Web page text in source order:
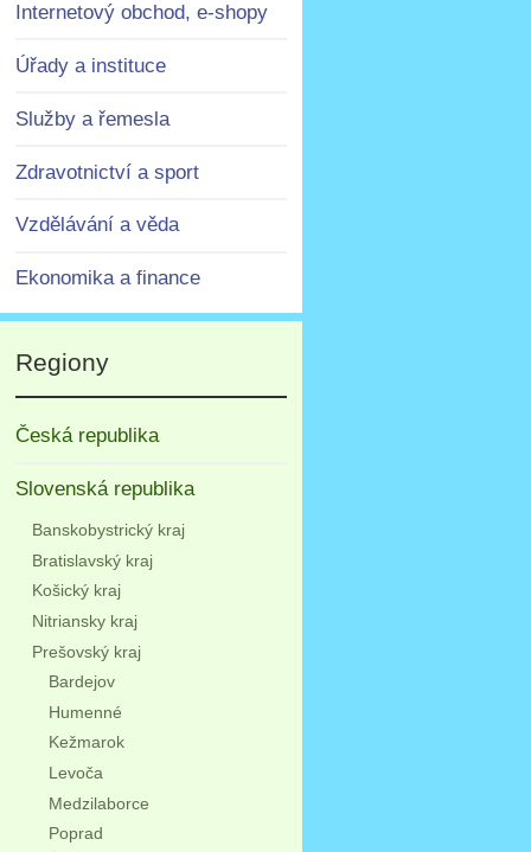
Internetový obchod, e-shopy
Úřady a instituce
Služby a řemesla
Zdravotnictví a sport
Vzdělávání a věda
Ekonomika a finance
Regiony
Česká republika
Slovenská republika
Banskobystrický kraj
Bratislavský kraj
Košický kraj
Nitriansky kraj
Prešovský kraj
Bardejov
Humenné
Kežmarok
Levoča
Medzilaborce
Poprad